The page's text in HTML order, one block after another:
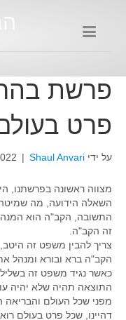
פרשת
פרט
על ידי Shaul Anvari
|
מצווה ראשונה בפרשתנו,
השאלה הידועה, מה שמיטה
התשובה, הקב"ה הוא
זה הקב"ה.
צריך להבין משפט זה
הקב"ה ברא ובורא ומנהל
כאשר נגיד משפט זה
התוצאה תהיה שלא יהיה
מפני שכל העולם והבריאה
דהיינו, שכל פרט בעולם